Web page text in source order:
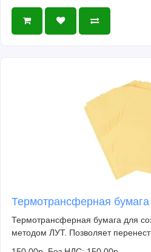
Термотрансферная
Термотрансферная бумага для
методом ЛУТ. Позволяет